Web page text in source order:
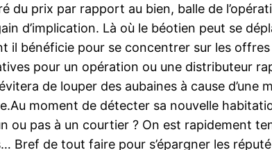
du prix par rapport au bien, balle de
d’implication. Là où le béotien peut se
il bénéficie pour se concentrer sur les offres
pour un opération ou une distributeur
de louper des aubaines à cause d’une
moment de détecter sa nouvelle
ou pas à un courtier ? On est rapidement
Bref de tout faire pour s’épargner les